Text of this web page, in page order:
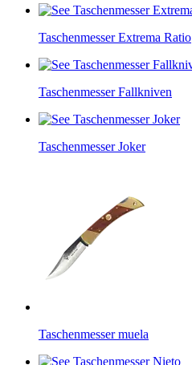
Taschenmesser Extrema Ratio
Taschenmesser Fallkniven
Taschenmesser Joker
Taschenmesser muela